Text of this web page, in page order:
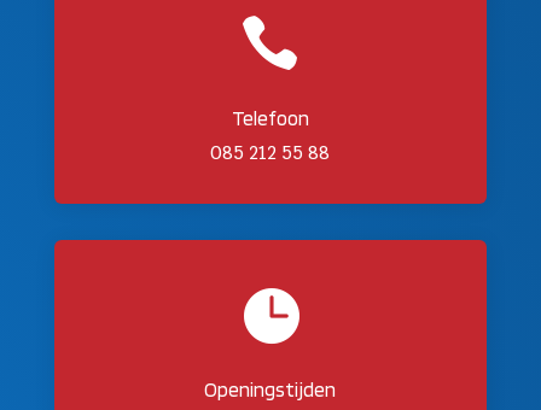

Telefoon
085 212 55 88

Openingstijden